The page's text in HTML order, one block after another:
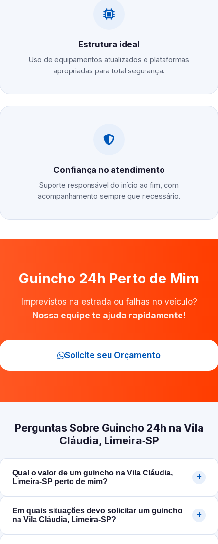
Estrutura ideal
Uso de equipamentos atualizados e plataformas
apropriadas para total segurança.
Confiança no atendimento
Suporte responsável do início ao fim, com
acompanhamento sempre que necessário.
Guincho 24h Perto de Mim
Imprevistos na estrada ou falhas no veículo?
Nossa equipe te ajuda rapidamente!
Solicite seu Orçamento
Perguntas Sobre Guincho 24h na Vila
Cláudia, Limeira‑SP
Qual o valor de um guincho na Vila Cláudia,
Limeira‑SP perto de mim?
Em quais situações devo solicitar um guincho
na Vila Cláudia, Limeira‑SP?